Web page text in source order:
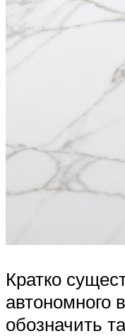
Кратко
автономного
обозначить